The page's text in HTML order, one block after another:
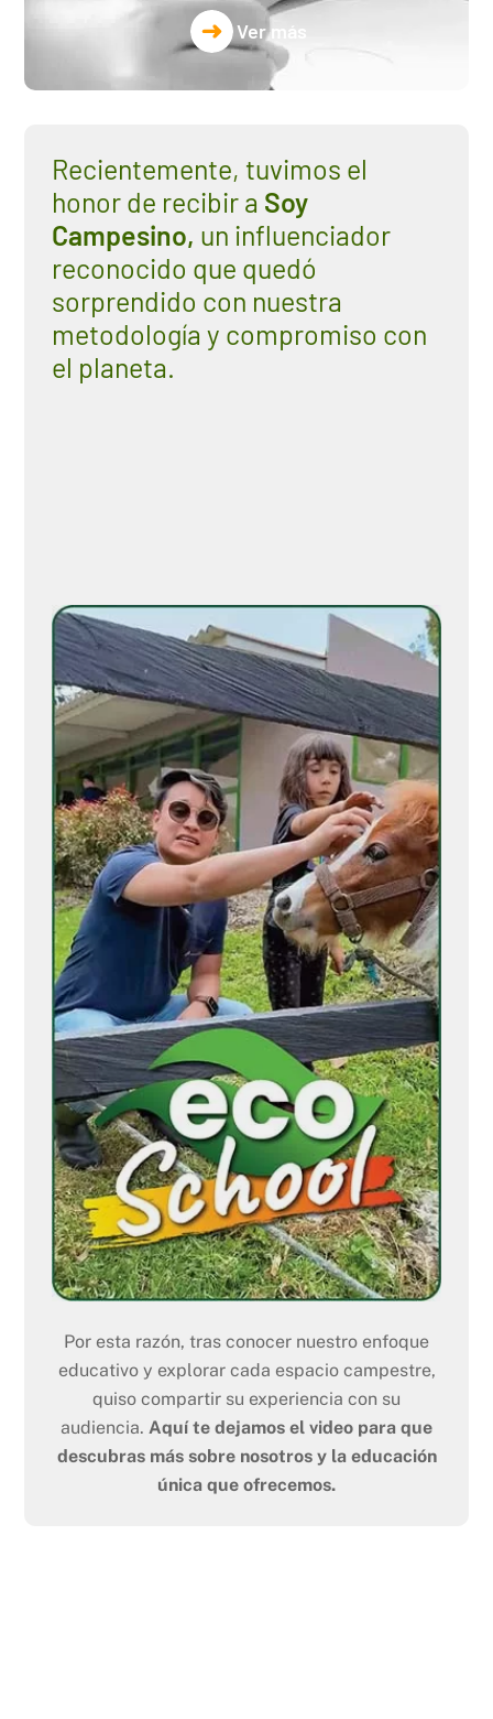
Ver más
Recientemente, tuvimos el
honor de recibir a Soy
Campesino, un influenciador
reconocido que quedó
sorprendido con nuestra
metodología y compromiso con
el planeta.
Por esta razón, tras conocer nuestro enfoque
educativo y explorar cada espacio campestre,
quiso compartir su experiencia con su
audiencia. Aquí te dejamos el video para que
descubras más sobre nosotros y la educación
única que ofrecemos.